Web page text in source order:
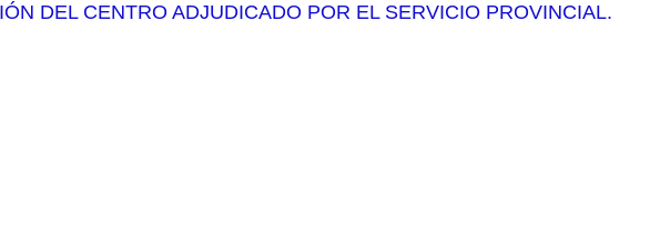
DEL CENTRO ADJUDICADO POR EL SERVICIO PROVINCIAL.